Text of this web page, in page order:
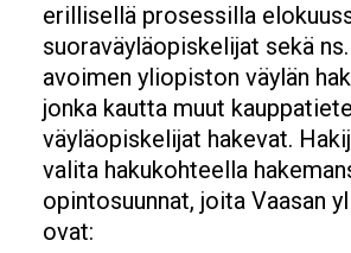
erillisellä prosessilla
suoraväyläopiskelijat sekä
avoimen yliopiston väylän
jonka kautta muut
väyläopiskelijat hakevat.
valita hakukohteella
opintosuunnat, joita Vaasan
ovat: